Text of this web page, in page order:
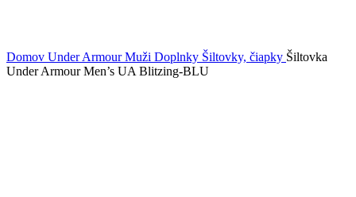
Domov Under ArmourMuži Doplnky Šiltovky, čiapky Šiltovka
Under Armour Men’s UA Blitzing-BLU